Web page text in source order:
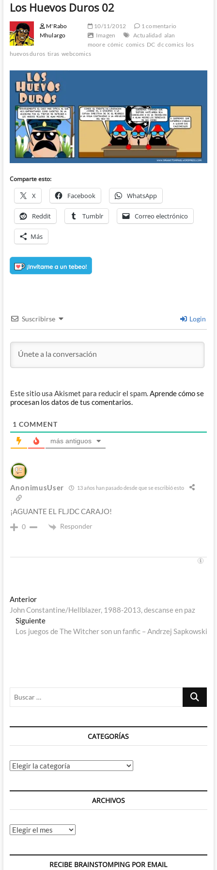
Los Huevos Duros 02
M'Rabo
Mhulargo
10/11/2012
1 comentario
Imagen
Actualidad alan
moore cómic comics DC dc comics los
huevos duros tiras webcomics
Comparte esto:
X Facebook WhatsApp
Reddit Tumblr Correo electrónico
Más
Suscribirse Login
Este sitio usa Akismet para reducir el spam.Aprende cómo se
procesan los datos de tus comentarios.
1 COMMENT
más antiguos
AnonimusUser 13 años han pasado desde que se escribió esto
¡AGUANTE EL FLJDC CARAJO!
0 Responder
Navegación
de
entradas
AnteriorEntrada
anterior:
John Constantine/Hellblazer, 1988-2013, descanse en paz
SiguienteEntrada
siguiente:
Los juegos de The Witcher son un fanfic – Andrzej Sapkowski
Buscar
CATEGORÍAS
Categorías
ARCHIVOS
Archivos
RECIBE BRAINSTOMPING POR EMAIL